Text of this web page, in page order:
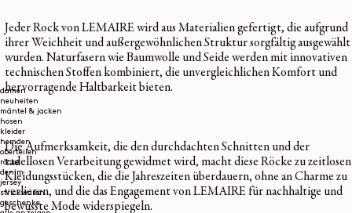
damen
neuheiten
mäntel & jacken
hosen
kleider
hemden
oberteilen
röcke
denim
jersey
strickwaren
geschenke
Jeder Rock von LEMAIRE wird aus Materialien gefertigt, die aufgrund
ihrer Weichheit und außergewöhnlichen Struktur sorgfältig ausgewählt
wurden. Naturfasern wie Baumwolle und Seide werden mit innovativen
technischen Stoffen kombiniert, die unvergleichlichen Komfort und
hervorragende Haltbarkeit bieten.
Die Aufmerksamkeit, die den durchdachten Schnitten und der
tadellosen Verarbeitung gewidmet wird, macht diese Röcke zu zeitlosen
Kleidungsstücken, die die Jahreszeiten überdauern, ohne an Charme zu
verlieren, und die das Engagement von LEMAIRE für nachhaltige und
bewusste Mode widerspiegeln.